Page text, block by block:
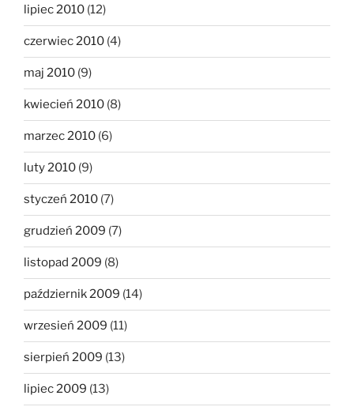
lipiec 2010 (12)
czerwiec 2010 (4)
maj 2010 (9)
kwiecień 2010 (8)
marzec 2010 (6)
luty 2010 (9)
styczeń 2010 (7)
grudzień 2009 (7)
listopad 2009 (8)
październik 2009 (14)
wrzesień 2009 (11)
sierpień 2009 (13)
lipiec 2009 (13)